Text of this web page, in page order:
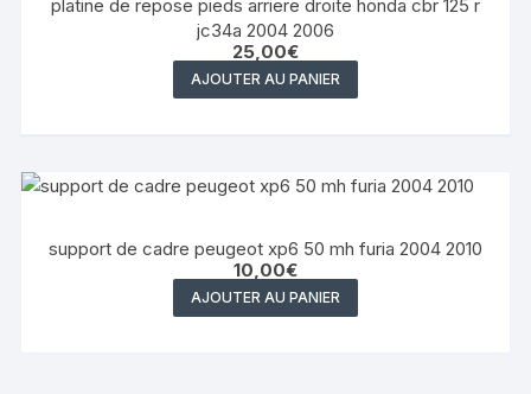
platine de repose pieds arriere droite honda cbr 125 r
jc34a 2004 2006
25,00€
AJOUTER AU PANIER
support de cadre peugeot xp6 50 mh furia 2004 2010
10,00€
AJOUTER AU PANIER